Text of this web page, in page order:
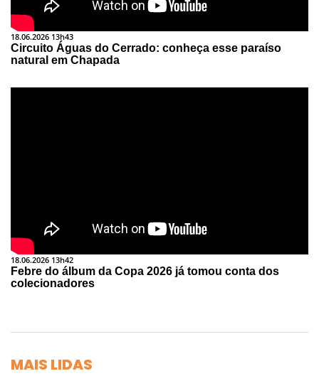
18.06.2026 13h43
Circuito Águas do Cerrado: conheça esse paraíso
natural em Chapada
18.06.2026 13h42
Febre do álbum da Copa 2026 já tomou conta dos
colecionadores
MAIS LIDAS